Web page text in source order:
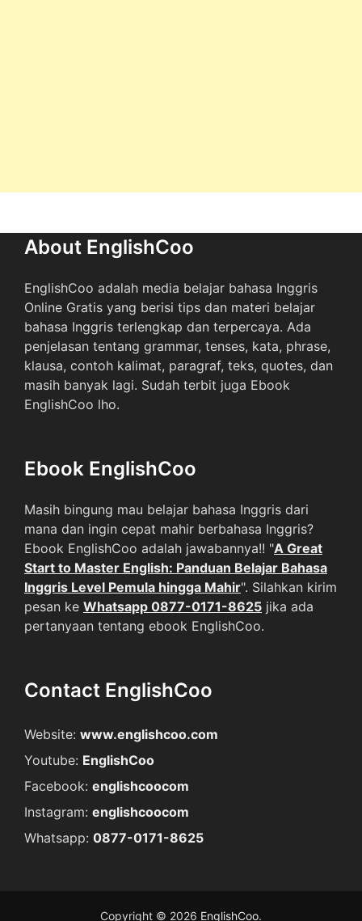
About EnglishCoo
EnglishCoo adalah media belajar bahasa Inggris
Online Gratis yang berisi tips dan materi belajar
bahasa Inggris terlengkap dan terpercaya. Ada
penjelasan tentang grammar, tenses, kata, phrase,
klausa, contoh kalimat, paragraf, teks, quotes, dan
masih banyak lagi. Sudah terbit juga Ebook
EnglishCoo lho.
Ebook EnglishCoo
Masih bingung mau belajar bahasa Inggris dari
mana dan ingin cepat mahir berbahasa Inggris?
Ebook EnglishCoo adalah jawabannya!! "A Great
Start to Master English: Panduan Belajar Bahasa
Inggris Level Pemula hingga Mahir". Silahkan kirim
pesan ke Whatsapp 0877-0171-8625 jika ada
pertanyaan tentang ebook EnglishCoo.
Contact EnglishCoo
Website: www.englishcoo.com
Youtube: EnglishCoo
Facebook: englishcoocom
Instagram: englishcoocom
Whatsapp: 0877-0171-8625
Copyright © 2026 EnglishCoo.